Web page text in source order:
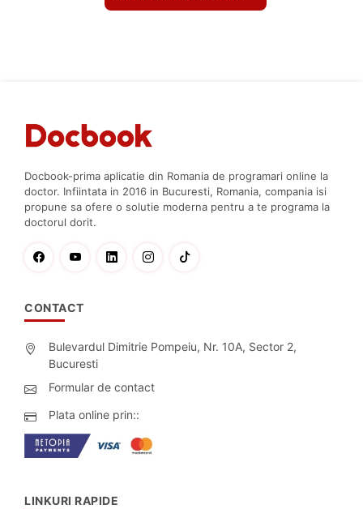
Docbook-prima aplicatie din Romania de programari online la
doctor. Infiintata in 2016 in Bucuresti, Romania, compania isi
propune sa ofere o solutie moderna pentru a te programa la
doctorul dorit.
CONTACT
Bulevardul Dimitrie Pompeiu, Nr. 10A, Sector 2,
Bucuresti
Formular de contact
Plata online prin::
LINKURI RAPIDE